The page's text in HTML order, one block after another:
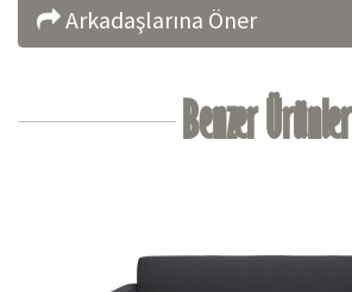
Arkadaşlarına Öner
Benzer Ürünler